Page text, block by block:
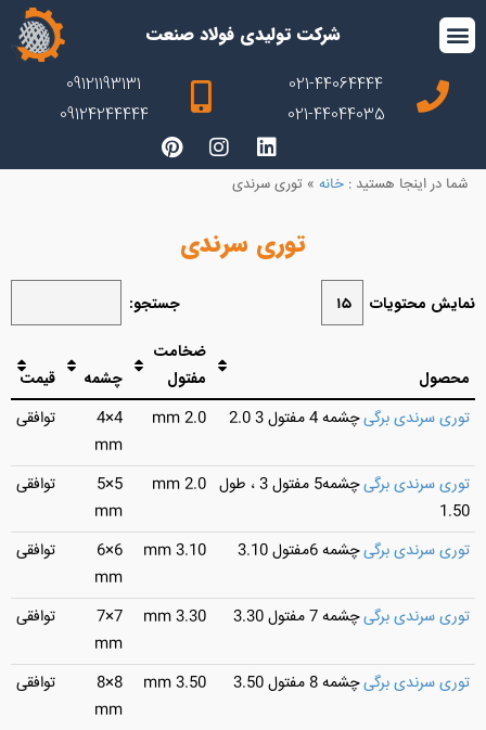
شرکت تولیدی فولاد صنعت
021-44064444
021-44044035
09121193131
09124244444
شما در اینجا هستید : خانه » توری سرندی
توری سرندی
نمایش محتویات جستجو:
محصول
ضخامت
مفتول
چشمه
قیمت
توری سرندی برگیچشمه 4 مفتول 3 2.0 2.0 mm
4×4
mm
توافقی
توری سرندی برگی
چشمه5 مفتول 3 ، طول
1.50
2.0 mm
5×5
mm
توافقی
توری سرندی برگیچشمه 6مفتول 3.10 3.10 mm
6×6
mm
توافقی
توری سرندی برگیچشمه 7 مفتول 3.30 3.30 mm
7×7
mm
توافقی
توری سرندی برگیچشمه 8 مفتول 3.50 3.50 mm
8×8
mm
توافقی